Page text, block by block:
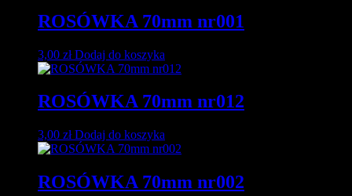
ROSÓWKA 70mm nr001
3,00 zł Dodaj do koszyka
ROSÓWKA 70mm nr012
3,00 zł Dodaj do koszyka
ROSÓWKA 70mm nr002